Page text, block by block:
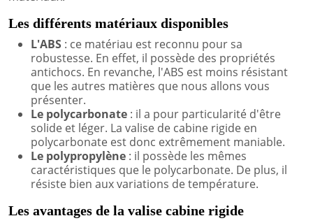
Les différents matériaux disponibles
L'ABS : ce matériau est reconnu pour sa
robustesse. En effet, il possède des propriétés
antichocs. En revanche, l'ABS est moins résistant
que les autres matières que nous allons vous
présenter.
Le polycarbonate : il a pour particularité d'être
solide et léger. La valise de cabine rigide en
polycarbonate est donc extrêmement maniable.
Le polypropylène : il possède les mêmes
caractéristiques que le polycarbonate. De plus, il
résiste bien aux variations de température.
Les avantages de la valise cabine rigide